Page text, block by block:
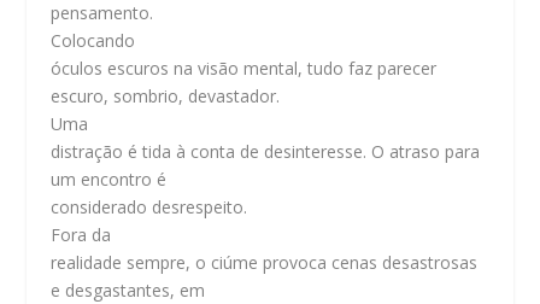
pensamento.
Colocando
óculos escuros na visão mental, tudo faz parecer
escuro, sombrio, devastador.
Uma
distração é tida à conta de desinteresse. O atraso para
um encontro é
considerado desrespeito.
Fora da
realidade sempre, o ciúme provoca cenas desastrosas
e desgastantes, em